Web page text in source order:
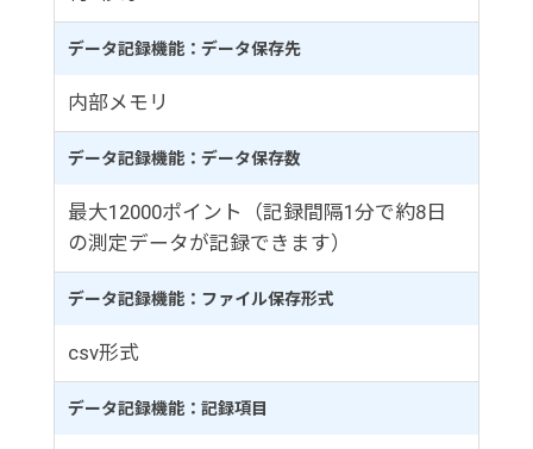
データ記録機能：データ保存先
内部メモリ
データ記録機能：データ保存数
最大12000ポイント（記録間隔1分で約8日
の測定データが記録できます）
データ記録機能：ファイル保存形式
csv形式
データ記録機能：記録項目